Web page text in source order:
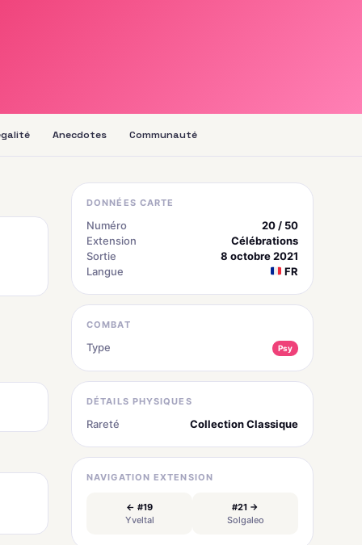
Anecdotes Communauté
DONNÉES CARTE
Numéro
20 / 50
Extension
Célébrations
Sortie
8 octobre 2021
Langue
FR
COMBAT
Type Psy
DÉTAILS PHYSIQUES
Rareté Collection Classique
NAVIGATION EXTENSION
← #19
Yveltal
#21 →
Solgaleo